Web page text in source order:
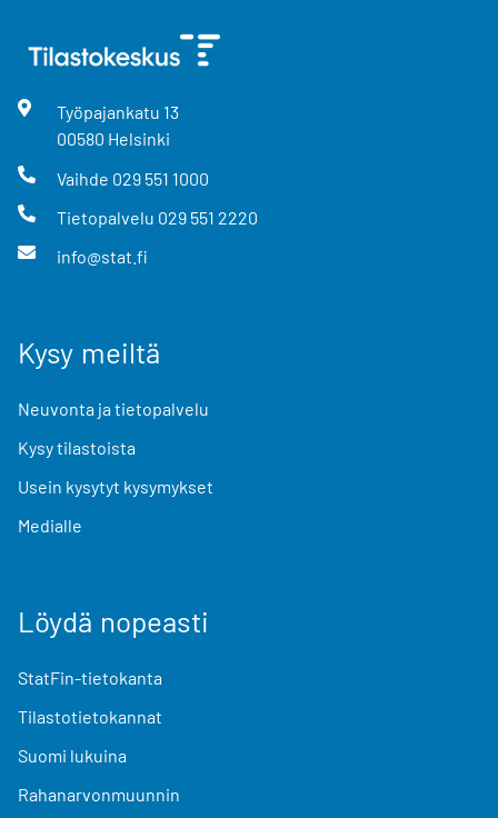
Työpajankatu 13
00580 Helsinki
Vaihde 029 551 1000
Tietopalvelu 029 551 2220
info@stat.fi
Kysy meiltä
Neuvonta ja tietopalvelu
Kysy tilastoista
Usein kysytyt kysymykset
Medialle
Löydä nopeasti
StatFin-tietokanta
Tilastotietokannat
Suomi lukuina
Rahanarvonmuunnin